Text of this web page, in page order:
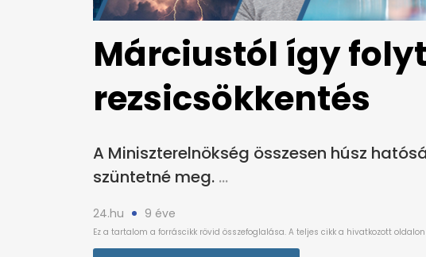
Márciustól így
rezsicsökkentés
A Miniszterelnökség összesen húsz
szüntetné meg.
24.hu 9 éve